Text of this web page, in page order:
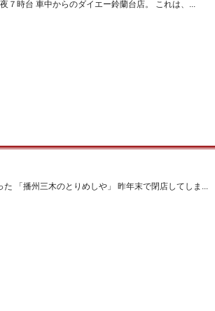
時台 車中からのダイエー鈴蘭台店。 これは、...
「播州三木のとりめしや」 昨年末で閉店してしま...